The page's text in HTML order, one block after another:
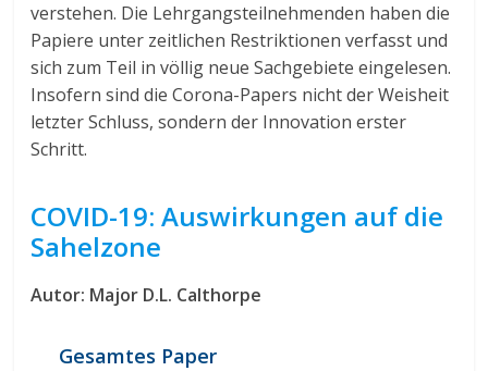
verstehen. Die Lehrgangsteilnehmenden haben die
Papiere unter zeitlichen Restriktionen verfasst und
sich zum Teil in völlig neue Sachgebiete eingelesen.
Insofern sind die Corona-Papers nicht der Weisheit
letzter Schluss, sondern der Innovation erster
Schritt.
COVID-19: Auswirkungen auf die
Sahelzone
Autor: Major D.L. Calthorpe
Gesamtes Paper